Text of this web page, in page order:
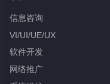
信息咨询
VI/UI/UE/UX
软件开发
网络推广